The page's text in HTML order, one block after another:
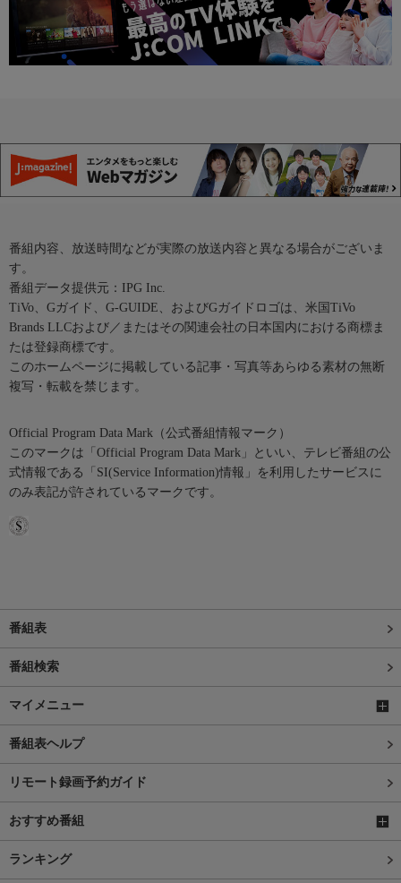
番組内容、放送時間などが実際の放送内容と異なる場合がございま
す。
番組データ提供元：IPG Inc.
TiVo、Gガイド、G-GUIDE、およびGガイドロゴは、米国TiVo
Brands LLCおよび／またはその関連会社の日本国内における商標ま
たは登録商標です。
このホームページに掲載している記事・写真等あらゆる素材の無断
複写・転載を禁じます。
Official Program Data Mark（公式番組情報マーク）
このマークは「Official Program Data Mark」といい、テレビ番組の公
式情報である「SI(Service Information)情報」を利用したサービスに
のみ表記が許されているマークです。
番組表
番組検索
マイメニュー
番組表ヘルプ
リモート録画予約ガイド
おすすめ番組
ランキング